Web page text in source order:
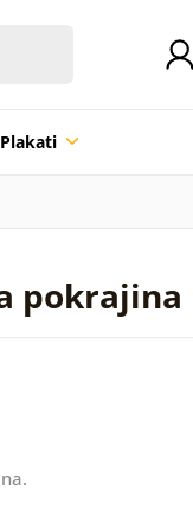
Plakati
pokrajina